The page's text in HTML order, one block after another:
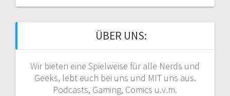
ÜBER UNS:
Wir bieten eine Spielweise für alle Nerds und
Geeks, lebt euch bei uns und MIT uns aus.
Podcasts, Gaming, Comics u.v.m.